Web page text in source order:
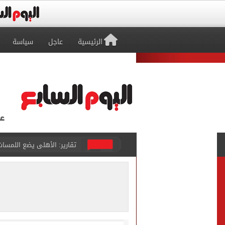
الرئيسية عاجل سياسة
تقارير: الأهلى يضع
عبد الله السعيد يواصل
رسميا.. اتحاد الكرة يعلن